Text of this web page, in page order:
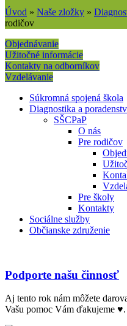
Úvod » Naše zložky »
rodičov
Objednávanie
Užitočné informácie
Kontakty na odborníkov
Vzdelávanie
Súkromná spojená škola
Diagnostika a
SŠCPaP
O nás
Pre rodičov
Pre školy
Kontakty
Sociálne služby
Občianske združenie
Podporte našu činnosť
Aj tento rok nám môžete
Vašu pomoc Vám ďakujeme ♥.